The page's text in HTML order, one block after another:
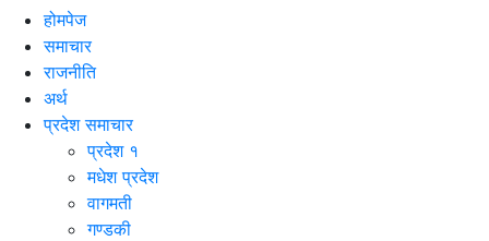
होमपेज
समाचार
राजनीति
अर्थ
प्रदेश समाचार
प्रदेश १
मधेश प्रदेश
वागमती
गण्डकी